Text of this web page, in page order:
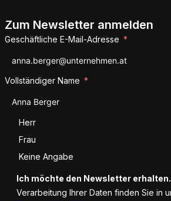
Zum Newsletter anmelden
Geschäftliche E-Mail-Adresse
Vollständiger Name
Anrede
Herr
Frau
Keine Angabe
Ich möchte den Newsletter erhalten.
Verarbeitung Ihrer Daten finden Sie in